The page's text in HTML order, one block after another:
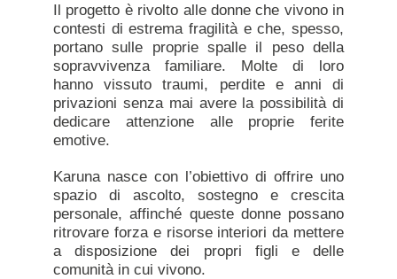
Il progetto è rivolto alle donne che vivono in
contesti di estrema fragilità e che, spesso,
portano sulle proprie spalle il peso della
sopravvivenza familiare. Molte di loro
hanno vissuto traumi, perdite e anni di
privazioni senza mai avere la possibilità di
dedicare attenzione alle proprie ferite
emotive.
Karuna nasce con l’obiettivo di offrire uno
spazio di ascolto, sostegno e crescita
personale, affinché queste donne possano
ritrovare forza e risorse interiori da mettere
a disposizione dei propri figli e delle
comunità in cui vivono.